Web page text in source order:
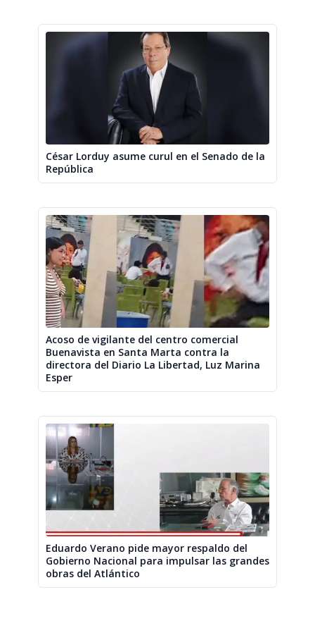
César Lorduy asume curul en el Senado de la
República
Acoso de vigilante del centro comercial
Buenavista en Santa Marta contra la
directora del Diario La Libertad, Luz Marina
Esper
Eduardo Verano pide mayor respaldo del
Gobierno Nacional para impulsar las grandes
obras del Atlántico